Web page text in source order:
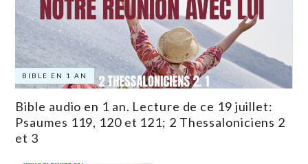
BIBLE EN 1 AN
Bible audio en 1 an. Lecture de ce 19 juillet:
Psaumes 119, 120 et 121; 2 Thessaloniciens 2
et 3